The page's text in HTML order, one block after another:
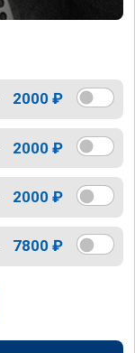
2000 ₽
2000 ₽
2000 ₽
7800 ₽